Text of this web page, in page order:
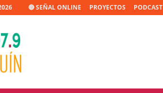
🔴 SEÑAL ONLINE PROYECTOS PODCAST